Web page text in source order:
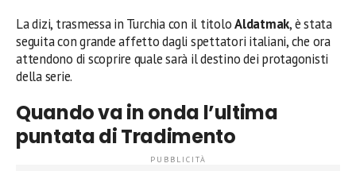
La dizi, trasmessa in Turchia con il titoloAldatmak, è stata
seguita con grande affetto dagli spettatori italiani, che ora
attendono di scoprire quale sarà il destino dei protagonisti
della serie.
Quando va in onda l’ultima
puntata di Tradimento